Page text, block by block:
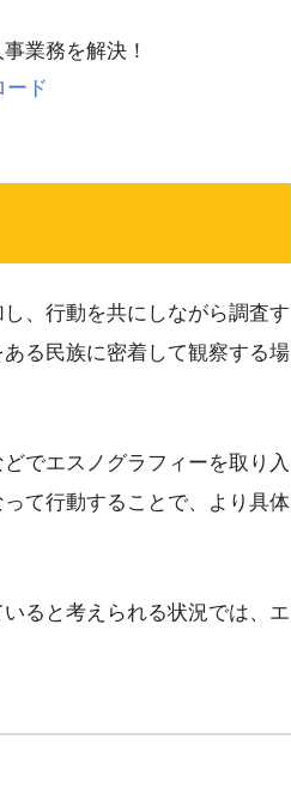
業務を解決！
ード
、行動を共にしながら調査す
る民族に密着して観察する場
でエスノグラフィーを取り入
て行動することで、より具体
ると考えられる状況では、エ